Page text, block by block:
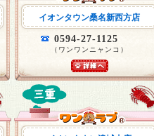
イオンタウン桑名新西方店
0594-27-1125
（ワンワンニャンコ）